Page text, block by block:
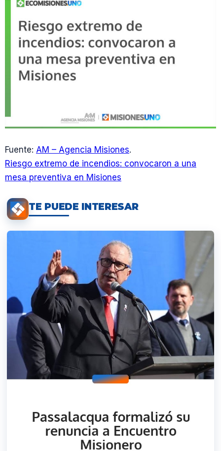
Fuente: AM – Agencia Misiones.
Riesgo extremo de incendios: convocaron a una
mesa preventiva en Misiones
TE PUEDE INTERESAR